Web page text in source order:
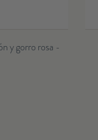
zapatos y